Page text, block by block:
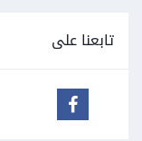
تابعنا على